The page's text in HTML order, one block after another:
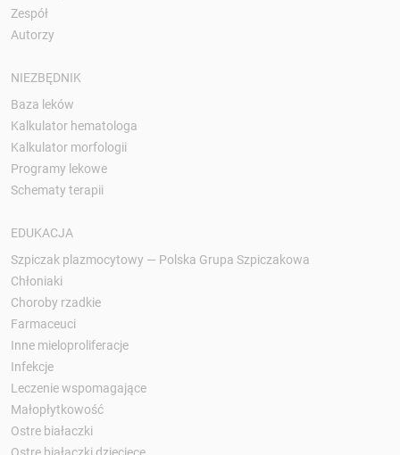
Zespół
Autorzy
NIEZBĘDNIK
Baza leków
Kalkulator hematologa
Kalkulator morfologii
Programy lekowe
Schematy terapii
EDUKACJA
Szpiczak plazmocytowy — Polska Grupa Szpiczakowa
Chłoniaki
Choroby rzadkie
Farmaceuci
Inne mieloproliferacje
Infekcje
Leczenie wspomagające
Małopłytkowość
Ostre białaczki
Ostre białaczki dziecięce